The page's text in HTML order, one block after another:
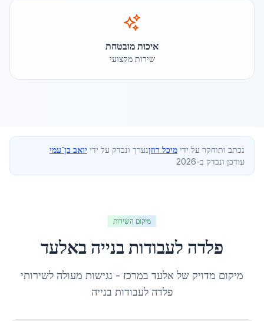
איכות מובטחת
שירות מקצועי
נכתב ותוחקר על ידי מיכל רוזןנערך ונבדק על ידי יואב בן־עמי
עודכן ונבדק ב-2026
מיקום השירות
פלדה לעבודות בנייה באלעד
מיקום מדויק של אלעד במרכז - נגישות מעולה לשירותי
פלדה לעבודות בנייה